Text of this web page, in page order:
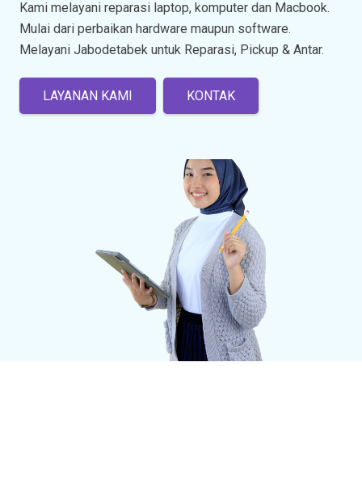
Kami melayani reparasi laptop, komputer dan Macbook.
Mulai dari perbaikan hardware maupun software.
Melayani Jabodetabek untuk Reparasi, Pickup & Antar.
LAYANAN KAMI KONTAK